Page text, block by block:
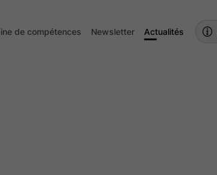
de compétences Newsletter Actualités